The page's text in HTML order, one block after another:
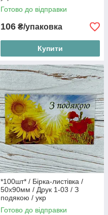
Готово до відправки
106 ₴/упаковка
Купити
*100шт* / Бірка-листівка /
50х90мм / Друк 1-03 / З
подякою / укр
Готово до відправки